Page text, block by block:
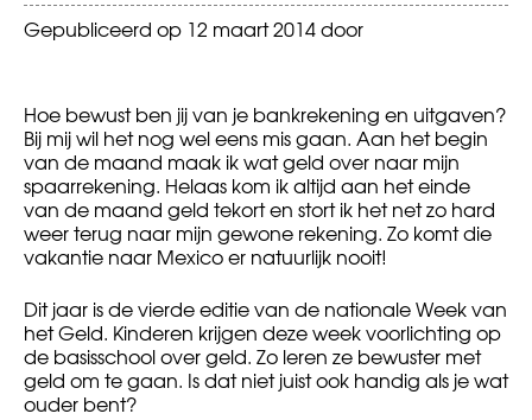
Gepubliceerd op 12 maart 2014door
Hoe bewust ben jij van je bankrekening en uitgaven?
Bij mij wil het nog wel eens mis gaan. Aan het begin
van de maand maak ik wat geld over naar mijn
spaarrekening. Helaas kom ik altijd aan het einde
van de maand geld tekort en stort ik het net zo hard
weer terug naar mijn gewone rekening. Zo komt die
vakantie naar Mexico er natuurlijk nooit!
Dit jaar is de vierde editie van de nationale Week van
het Geld. Kinderen krijgen deze week voorlichting op
de basisschool over geld. Zo leren ze bewuster met
geld om te gaan. Is dat niet juist ook handig als je wat
ouder bent?